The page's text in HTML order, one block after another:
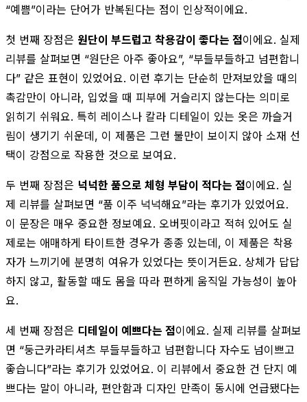
“예쁨”이라는 단어가 반복된다는 점이 인상적이에요.
첫 번째 장점은 원단이 부드럽고 착용감이 좋다는 점이에요. 실제
리뷰를 살펴보면 “원단은 아주 좋아요”, “부들부들하고 넘편합니
다” 같은 표현이 있었어요. 이런 후기는 단순히 만져보았을 때의
촉감만이 아니라, 입었을 때 피부에 거슬리지 않는다는 의미로
읽히기 쉬워요. 특히 레이스나 칼라 디테일이 있는 옷은 까슬거
림이 생기기 쉬운데, 이 제품은 그런 불만이 보이지 않아 소재 선
택이 강점으로 작용한 것으로 보여요.
두 번째 장점은 넉넉한 품으로 체형 부담이 적다는 점이에요. 실
제 리뷰를 살펴보면 “품 이주 넉넉해요”라는 후기가 있었어요.
이 문장은 매우 중요한 정보예요. 오버핏이라고 적혀 있어도 실
제로는 애매하게 타이트한 경우가 종종 있는데, 이 제품은 착용
자가 느끼기에 분명히 여유가 있었다는 뜻이거든요. 상체가 답답
하지 않고, 활동할 때도 몸을 따라 편하게 움직일 가능성이 높아
요.
세 번째 장점은 디테일이 예쁘다는 점이에요. 실제 리뷰를 살펴보
면 “둥근카라티셔츠 부들부들하고 넘편합니다 자수도 넘이쁘고
좋습니다”라는 후기가 있었어요. 이 리뷰에서 중요한 건 단지 예
쁘다는 말이 아니라, 편안함과 디자인 만족이 동시에 언급됐다는